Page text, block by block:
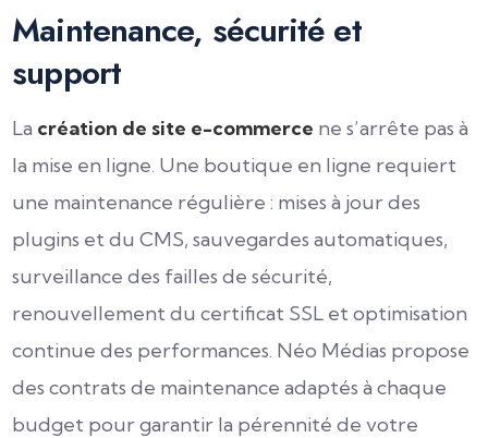
Maintenance, sécurité et
support
La création de site e-commerce ne s’arrête pas à
la mise en ligne. Une boutique en ligne requiert
une maintenance régulière : mises à jour des
plugins et du CMS, sauvegardes automatiques,
surveillance des failles de sécurité,
renouvellement du certificat SSL et optimisation
continue des performances. Néo Médias propose
des contrats de maintenance adaptés à chaque
budget pour garantir la pérennité de votre